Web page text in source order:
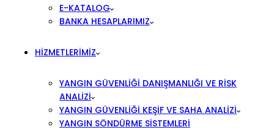
E-KATALOG
BANKA HESAPLARIMIZ
HIZMETLERIMIZ
YANGIN GÜVENLIĞI DANIŞMANLIĞI VE RISK
ANALIZI
YANGIN GÜVENLIĞI KEŞIF VE SAHA ANALIZI
YANGIN SÖNDÜRME SISTEMLERI